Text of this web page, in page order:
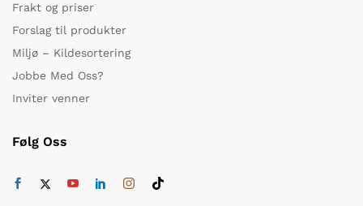
Frakt og priser
Forslag til produkter
Miljø – Kildesortering
Jobbe Med Oss?
Inviter venner
Følg Oss